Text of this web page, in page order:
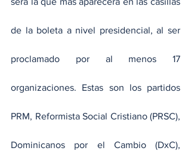
de la boleta a nivel presidencial, al ser
proclamado por al menos 17
organizaciones. Estas son los partidos
PRM, Reformista Social Cristiano (PRSC),
Dominicanos por el Cambio (DxC),